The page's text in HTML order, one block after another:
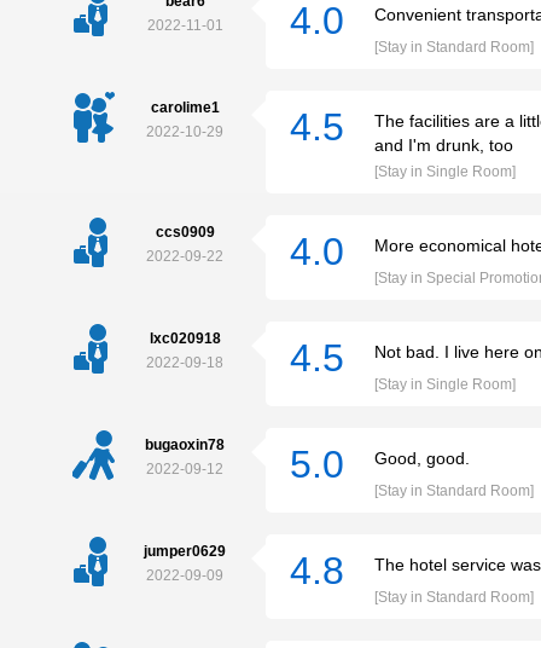
2022-11-01
4.0 Convenient
[Stay in Standard Room]
carolime1
2022-10-29
4.5
The facilities are a
and I'm drunk, too
[Stay in Single Room]
ccs0909
2022-09-22
4.0 More economical
[Stay in Special
lxc020918
2022-09-18
4.5 Not bad. I live here
[Stay in Single Room]
bugaoxin78
2022-09-12
5.0 Good, good.
[Stay in Standard Room]
jumper0629
2022-09-09
4.8 The hotel service
[Stay in Standard Room]